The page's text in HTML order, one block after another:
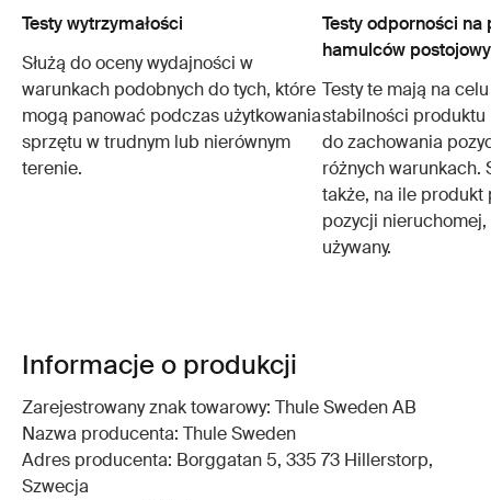
Testy wytrzymałości
Służą do oceny wydajności w
warunkach podobnych do tych, które
mogą panować podczas użytkowania
sprzętu w trudnym lub nierównym
terenie.
Testy odporności na
hamulców
Testy te mają na
stabilności
do zachowania
różnych warunkach.
także, na ile produkt
pozycji
używany.
Informacje o produkcji
Zarejestrowany znak towarowy: Thule Sweden AB
Nazwa producenta: Thule Sweden
Adres producenta: Borggatan 5, 335 73 Hillerstorp,
Szwecja